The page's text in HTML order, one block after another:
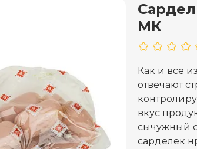
МК
Как и все
отвечают
вкус
сычужный
сарделек
Какао и горячий шоколад
Овощные консервы
Соль, сахар и специи
Сухари и снеки